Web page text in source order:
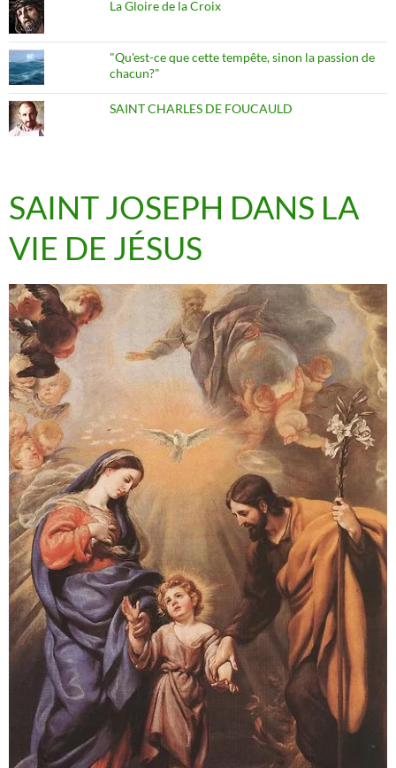
La Gloire de la Croix
"Qu'est-ce que cette tempête, sinon la passion de
chacun?"
SAINT CHARLES DE FOUCAULD
SAINT JOSEPH DANS LA
VIE DE JÉSUS